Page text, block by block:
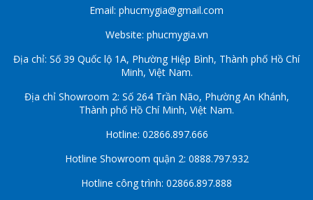
Email: phucmygia@gmail.com
Website: phucmygia.vn
Địa chỉ: Số 39 Quốc lộ 1A, Phường Hiệp Bình, Thành phố Hồ Chí
Minh, Việt Nam.
Địa chỉ Showroom 2: Số 264 Trần Não, Phường An Khánh,
Thành phố Hồ Chí Minh, Việt Nam.
Hotline: 02866.897.666
Hotline Showroom quận 2: 0888.797.932
Hotline công trình: 02866.897.888